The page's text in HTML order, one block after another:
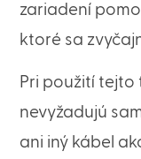
zariadení
ktoré sa
Pri použití
nevyžadujú
ani iný kábel